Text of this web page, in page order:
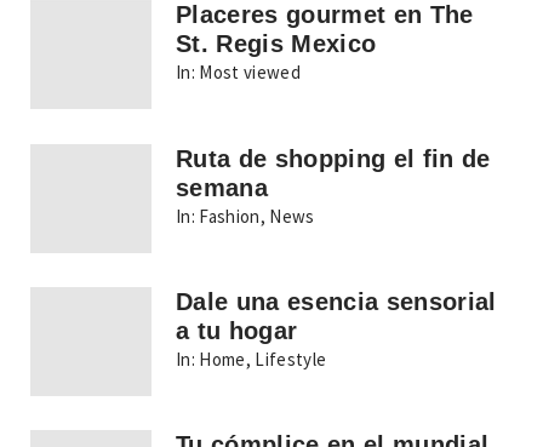
Placeres gourmet en The
St. Regis Mexico
In: Most viewed
Ruta de shopping el fin de
semana
In: Fashion, News
Dale una esencia sensorial
a tu hogar
In: Home, Lifestyle